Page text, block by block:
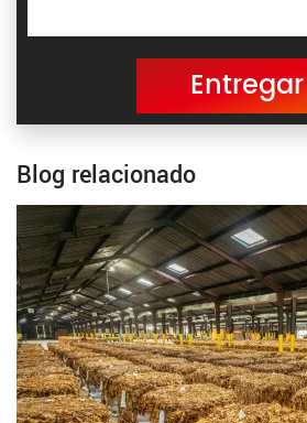
Entregar
Blog relacionado